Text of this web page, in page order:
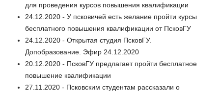
для проведения курсов повышения квалификации
24.12.2020 - У псковичей есть желание пройти курсы
бесплатного повышения квалификации от ПсковГУ
24.12.2020 - Открытая студия ПсковГУ.
Допобразование. Эфир 24.12.2020
20.12.2020 - ПсковГУ предлагает пройти бесплатное
повышение квалификации
27.11.2020 - Псковским студентам рассказали о